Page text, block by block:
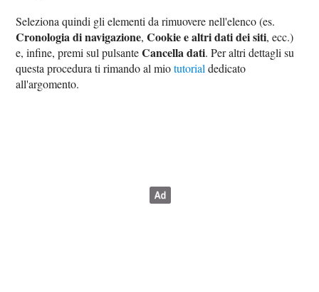
Seleziona quindi gli elementi da rimuovere nell'elenco (es.
Cronologia di navigazione,Cookie e altri dati dei siti, ecc.)
e, infine, premi sul pulsanteCancella dati. Per altri dettagli su
questa procedura ti rimando al miotutorial dedicato
all'argomento.